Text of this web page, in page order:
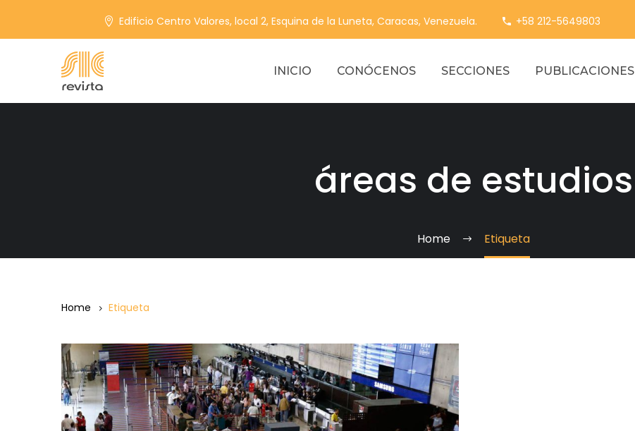
Edificio Centro Valores, local 2, Esquina de la Luneta, Caracas, Venezuela. +58 212-5649803
INICIO CONÓCENOS SECCIONES PUBLICACIONES
áreas de estudios
Home Etiqueta
Home Etiqueta
Más
razones
impulsan
a
jóvenes